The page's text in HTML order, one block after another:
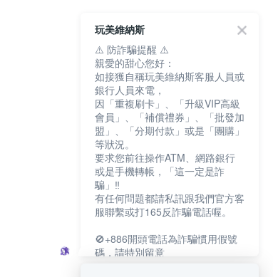
玩美維納斯
⚠️ 防詐騙提醒 ⚠️
親愛的甜心您好：
如接獲自稱玩美維納斯客服人員或
銀行人員來電，
因「重複刷卡」、「升級VIP高級
會員」、「補償禮券」、「批發加
盟」、「分期付款」或是「團購」
等狀況。
要求您前往操作ATM、網路銀行
或是手機轉帳，「這一定是詐
騙」‼️
有任何問題都請私訊跟我們官方客
服聯繫或打165反詐騙電話喔。
🚫+886開頭電話為詐騙慣用假號
碼，請特別留意